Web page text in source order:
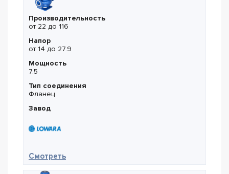
Производительность
от 22 до 116
Напор
от 14 до 27.9
Мощность
7.5
Тип соединения
Фланец
Завод
Смотреть— Lowara LNES 80-250/75